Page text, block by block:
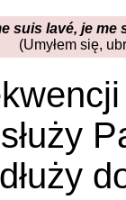
suis lavé, je me
(Umyłem się,